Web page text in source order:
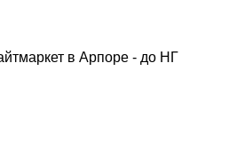
в Арпоре - до НГ